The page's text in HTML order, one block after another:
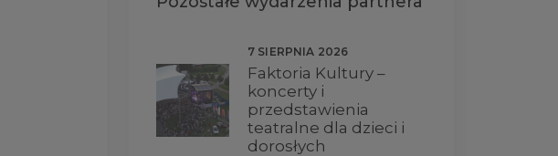
7 SIERPNIA 2026
Faktoria Kultury –
koncerty i
przedstawienia
teatralne dla dzieci i
dorosłych